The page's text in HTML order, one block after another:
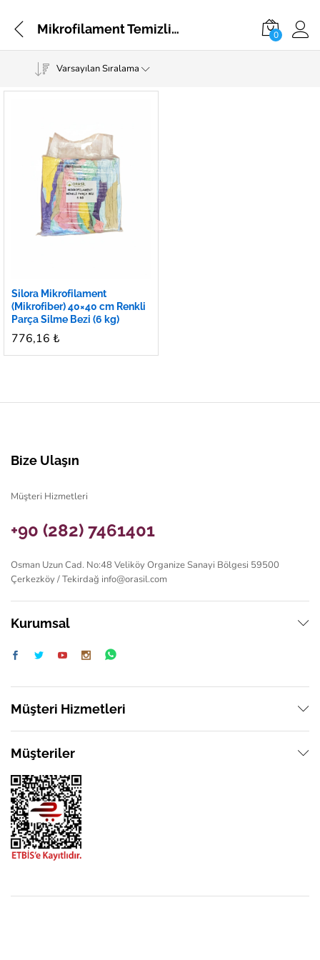
Mikrofilament Temizlik Bezi 0
Varsayılan Sıralama
Silora Mikrofilament
(Mikrofiber) 40×40 cm Renkli
Parça Silme Bezi (6 kg)
776,16 ₺
Bize Ulaşın
Müşteri Hizmetleri
+90 (282) 7461401
Osman Uzun Cad. No:48 Veliköy Organize Sanayi Bölgesi 59500
Çerkezköy / Tekirdağ info@orasil.com
Kurumsal
Müşteri Hizmetleri
Müşteriler